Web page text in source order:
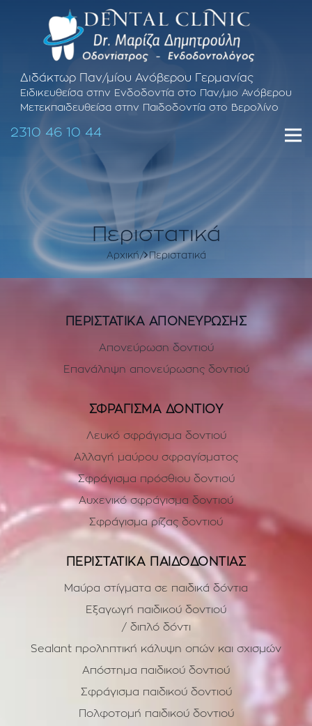
Διδάκτωρ Παν/μίου Ανόβερου Γερμανίας
Ειδικευθείσα στην Ενδοδοντία στο Παν/μιο Ανόβερου
Μετεκπαιδευθείσα στην Παιδοδοντία στο Βερολίνο
2310 46 10 44
Περιστατικά
Αρχική Περιστατικά
ΠΕΡΙΣΤΑΤΙΚΑ ΑΠΟΝΕΥΡΩΣΗΣ
Απονεύρωση δοντιού
Επανάληψη απονεύρωσης δοντιού
ΣΦΡΑΓΙΣΜΑ ΔΟΝΤΙΟΥ
Λευκό σφράγισμα δοντιού
Αλλαγή μαύρου σφραγίσματος
Σφράγισμα πρόσθιου δοντιού
Αυχενικό σφράγισμα δοντιού
Σφράγισμα ρίζας δοντιού
ΠΕΡΙΣΤΑΤΙΚΑ ΠΑΙΔΟΔΟΝΤΙΑΣ
Μαύρα στίγματα σε παιδικά δόντια
Εξαγωγή παιδικού δοντιού
/ διπλό δόντι
Sealant προληπτική κάλυψη οπών και σχισμών
Απόστημα παιδικού δοντιού
Σφράγισμα παιδικού δοντιού
Πολφοτομή παιδικού δοντιού